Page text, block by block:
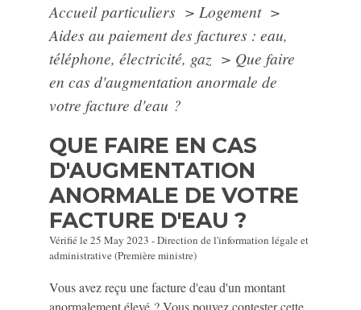
Accueil particuliers > Logement >
Aides au paiement des factures : eau,
téléphone, électricité, gaz > Que faire
en cas d'augmentation anormale de
votre facture d'eau ?
QUE FAIRE EN CAS
D'AUGMENTATION
ANORMALE DE VOTRE
FACTURE D'EAU ?
Vérifié le 25 May 2023 - Direction de l'information légale et
administrative (Première ministre)
Vous avez reçu une facture d'eau d'un montant
anormalement élevé ? Vous pouvez contester cette